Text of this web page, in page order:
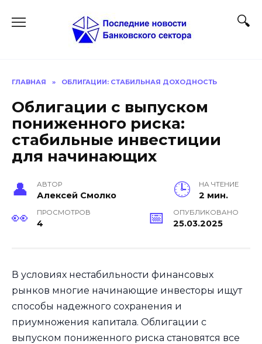
ГЛАВНАЯ » ОБЛИГАЦИИ: СТАБИЛЬНАЯ ДОХОДНОСТЬ
Облигации с выпуском
пониженного риска:
стабильные инвестиции
для начинающих
АВТОР
Алексей Смолко
НА ЧТЕНИЕ
2 мин.
ПРОСМОТРОВ
4
ОПУБЛИКОВАНО
25.03.2025
В условиях нестабильности финансовых
рынков многие начинающие инвесторы ищут
способы надежного сохранения и
приумножения капитала. Облигации с
выпуском пониженного риска становятся все